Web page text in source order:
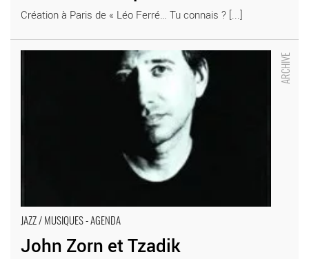
Création à Paris de « Léo Ferré… Tu connais ? [...]
JAZZ / MUSIQUES - AGENDA
John Zorn et Tzadik
John Zorn et Tzadik - Critique sortie Jazz / Musiques